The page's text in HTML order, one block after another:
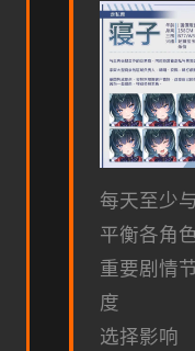
每天至少
平衡各角
重要剧情
度
选择影响